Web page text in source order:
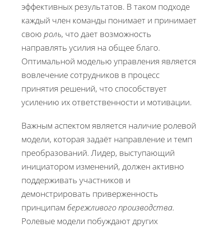
эффективных результатов. В таком подходе
каждый член команды понимает и принимает
свою роль, что дает возможность
направлять усилия на общее благо.
Оптимальной моделью управления является
вовлечение сотрудников в процесс
принятия решений, что способствует
усилению их ответственности и мотивации.
Важным аспектом является наличие ролевой
модели, которая задаёт направление и темп
преобразований. Лидер, выступающий
инициатором изменений, должен активно
поддерживать участников и
демонстрировать приверженность
принципам бережливого производства.
Ролевые модели побуждают других